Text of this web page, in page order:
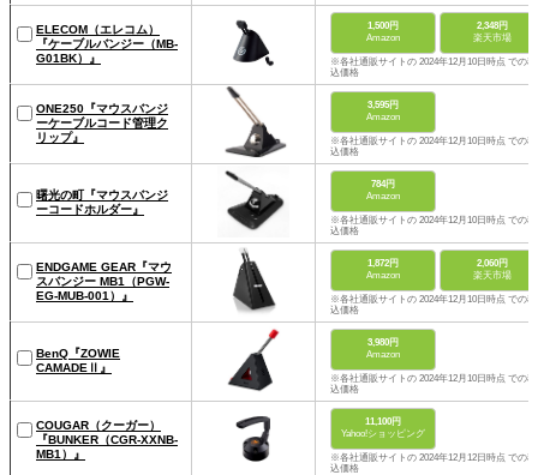
ELECOM（エレコム）
『ケーブルバンジー（MB-
G01BK）』
1,500円
Amazon
2,348円
楽天市場
※各社通販サイトの 2024年12月10日時点 での税
込価格
ONE250『マウスバンジ
ーケーブルコード管理ク
リップ』
3,595円
Amazon
※各社通販サイトの 2024年12月10日時点 での税
込価格
曙光の町『マウスバンジ
ーコードホルダー』
784円
Amazon
※各社通販サイトの 2024年12月10日時点 での税
込価格
ENDGAME GEAR『マウ
スバンジー MB1（PGW-
EG-MUB-001）』
1,872円
Amazon
2,060円
楽天市場
※各社通販サイトの 2024年12月10日時点 での税
込価格
BenQ『ZOWIE
CAMADEⅡ』
3,980円
Amazon
※各社通販サイトの 2024年12月10日時点 での税
込価格
COUGAR（クーガー）
『BUNKER（CGR-XXNB-
MB1）』
11,100円
Yahoo!ショッピング
※各社通販サイトの 2024年12月12日時点 での税
込価格